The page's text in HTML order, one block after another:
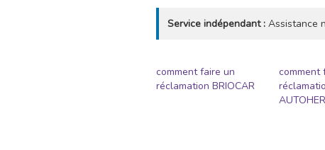
Service indépendant : Assistance
comment faire un
réclamation BRIOCAR
comment